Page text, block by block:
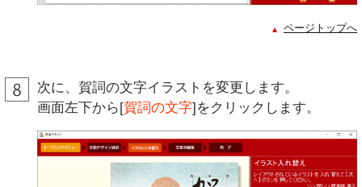
ページトップへ
次に、賀詞の文字イラストを変更します。
画面左下から[賀詞の文字]をクリックします。